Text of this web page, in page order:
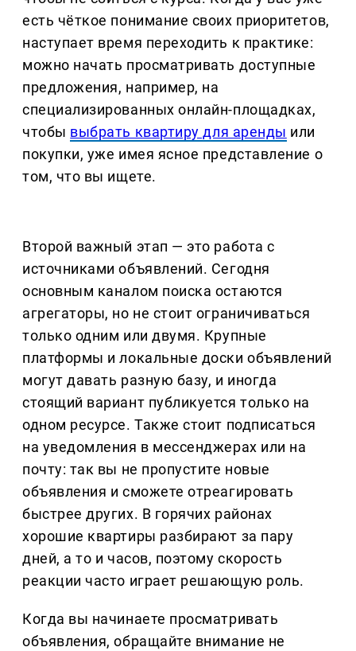
есть чёткое понимание своих приоритетов,
наступает время переходить к практике:
можно начать просматривать доступные
предложения, например, на
специализированных онлайн-площадках,
чтобы выбрать квартиру для аренды или
покупки, уже имея ясное представление о
том, что вы ищете.
Второй важный этап — это работа с
источниками объявлений. Сегодня
основным каналом поиска остаются
агрегаторы, но не стоит ограничиваться
только одним или двумя. Крупные
платформы и локальные доски объявлений
могут давать разную базу, и иногда
стоящий вариант публикуется только на
одном ресурсе. Также стоит подписаться
на уведомления в мессенджерах или на
почту: так вы не пропустите новые
объявления и сможете отреагировать
быстрее других. В горячих районах
хорошие квартиры разбирают за пару
дней, а то и часов, поэтому скорость
реакции часто играет решающую роль.
Когда вы начинаете просматривать
объявления, обращайте внимание не